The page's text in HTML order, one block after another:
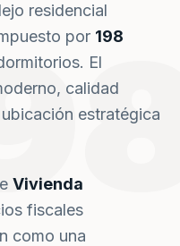
residencial
por 198
El
calidad
estratégica
Vivienda
fiscales
como una